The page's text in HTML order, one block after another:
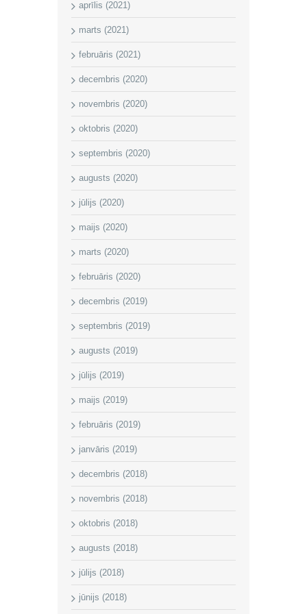
aprīlis (2021)
marts (2021)
februāris (2021)
decembris (2020)
novembris (2020)
oktobris (2020)
septembris (2020)
augusts (2020)
jūlijs (2020)
maijs (2020)
marts (2020)
februāris (2020)
decembris (2019)
septembris (2019)
augusts (2019)
jūlijs (2019)
maijs (2019)
februāris (2019)
janvāris (2019)
decembris (2018)
novembris (2018)
oktobris (2018)
augusts (2018)
jūlijs (2018)
jūnijs (2018)